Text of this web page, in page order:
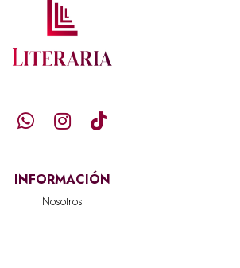
INFORMACIÓN
Nosotros